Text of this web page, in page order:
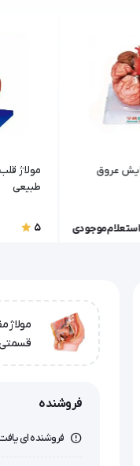
عروق
استعلام موجودی
طبیعی
5
فروشنده
فروشنده ای